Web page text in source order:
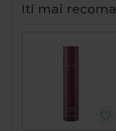
Iti mai